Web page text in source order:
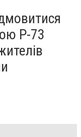
Р-73